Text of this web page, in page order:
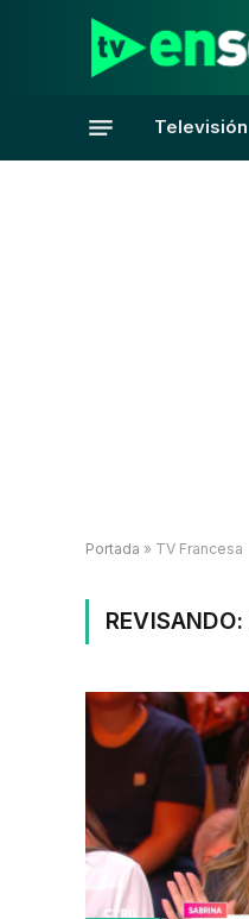
Televisión
Portada » TV Francesa
REVISANDO: